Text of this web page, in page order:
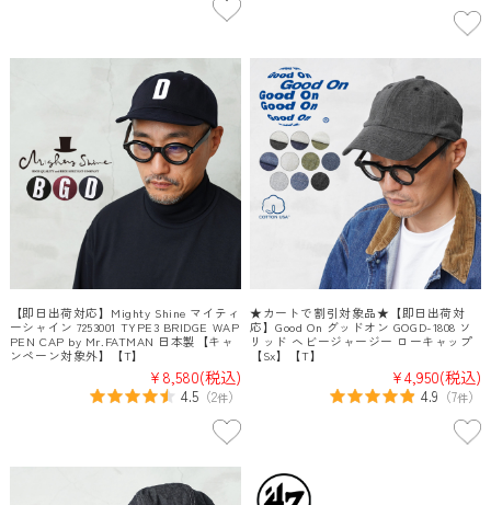
【即日出荷対応】Mighty Shine マイティ
ーシャイン 7253001 TYPE3 BRIDGE WAP
PEN CAP by Mr.FATMAN 日本製【キャ
ンペーン対象外】【T】
¥8,580(税込)
4.5（2件）
★カートで割引対象品★【即日出荷対
応】Good On グッドオン GOGD-1808 ソ
リッド ヘビージャージー ローキャップ
【Sx】【T】
¥4,950(税込)
4.9 （7件）